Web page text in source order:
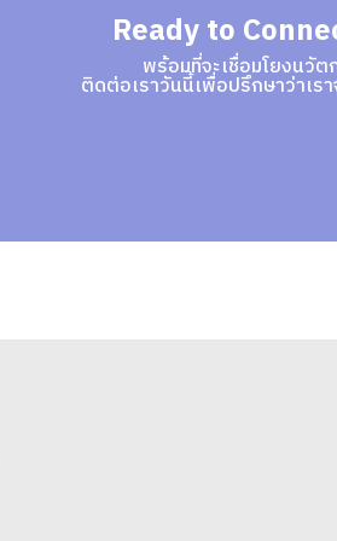
Ready to
พร้อมที่จะเชื่อมโยงนวั
ติดต่อเราวันนี้เพื่อปรึกษาว่าเ